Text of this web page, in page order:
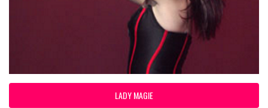
LADY MAGIE